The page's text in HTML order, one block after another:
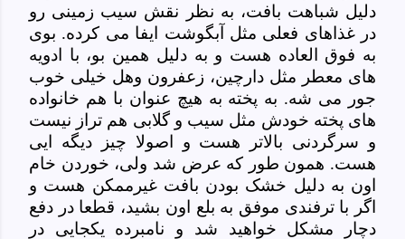
دلیل شباهت بافت، به نظر نقش سیب زمینی رو
در غذاهای فعلی مثل آبگوشت ایفا می کرده. بوی
به فوق العاده هست و به دلیل همین بو، با ادویه
های معطر مثل دارچین، زعفرون وهل خیلی خوب
جور می شه. به پخته به هیچ عنوان با هم خانواده
های پخته خودش مثل سیب و گلابی هم تراز نیست
و سرگردنی بالاتر هست و اصولا چیز دیگه ایی
هست. همون طور که عرض شد ولی، خوردن خام
اون به دلیل خشک بودن بافت غیرممکن هست و
اگر با ترفندی موفق به بلع اون بشید، قطعا در دفع
دچار مشکل خواهید شد و نامبرده یکجایی در